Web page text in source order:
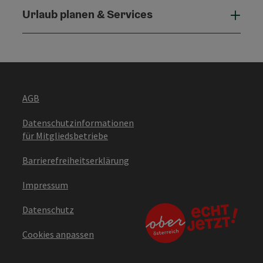
Urlaub planen & Services
AGB
Datenschutzinformationen
für Mitgliedsbetriebe
Barrierefreiheitserklärung
Impressum
Datenschutz
Cookies anpassen